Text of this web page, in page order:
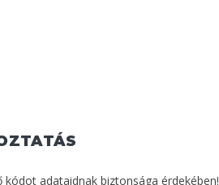
adataidnak biztonsága érdekében!